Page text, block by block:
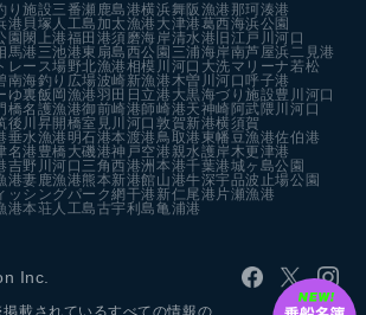
り施設三番瀬 鹿島港横浜舞阪漁港 那珂湊港
港 貝塚人工島 加太漁港 大津港葛西海浜公園
園 閖上港福田港須磨海岸清水港 旧江戸川河口
馬港 三池港東扇島西公園 三浦海岸南芦屋浜二見港
レース場野北漁港相模川河口 大洗マリーナ若松
南海釣り広場波崎新漁港木曽川河口 呼子港
ゆ裏飯岡漁港羽田 日立港 大黒海づり施設豊川河口
橋名護漁港御前崎港師崎港天神崎 阿武隈川河口
後川昇開橋室見川河口敦賀新港横須賀
垂水漁港 明石港本渡港鳥取港 東幡豆漁港佐伯港
名港 豊橋 大磯港神戸空港親水護岸木更津港
吉野川河口 三角西港洲本港千葉港城ヶ島公園
港妻鹿漁港熊本新港館山港牛深宇品波止場公園
ッシングパーク網干港 新仁尾港 片瀬漁港
港本荘人工島古宇利島亀浦港
Inc.